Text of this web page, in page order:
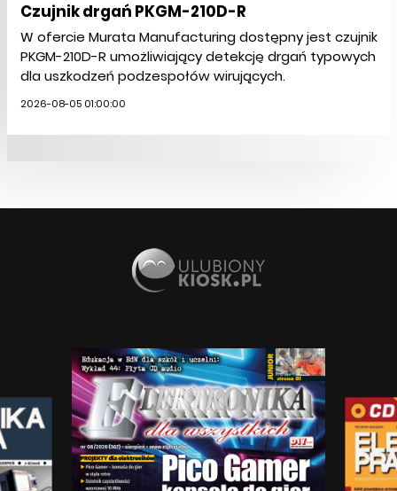
Czujnik drgań PKGM-210D-R
W ofercie Murata Manufacturing dostępny jest czujnik
PKGM-210D-R umożliwiający detekcję drgań typowych
dla uszkodzeń podzespołów wirujących.
2026-08-05 01:00:00